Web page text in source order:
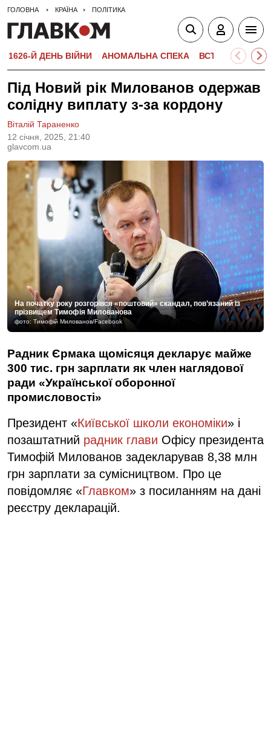
ГОЛОВНА КРАЇНА ПОЛІТИКА
1626-Й ДЕНЬ ВІЙНИ АНОМАЛЬНА СПЕКА ВСТУПНА
Під Новий рік Милованов одержав
солідну виплату з-за кордону
12 сiчня, 2025, 21:40
glavcom.ua
Віталій Тараненко
На початку року розгорівся «поштовий» скандал, пов’язаний із
прізвищем Тимофія Милованова
фото: Тимофій Милованов/Facebook
Радник Єрмака щомісяця декларує майже
300 тис. грн зарплати як член наглядової
ради «Української оборонної
промисловості»
Президент «Київської школи економіки» і
позаштатний радник глави Офісу президента
Тимофій Милованов задекларував 8,38 млн
грн зарплати за сумісництвом. Про це
повідомляє «Главком» з посиланням на дані
реєстру декларацій.